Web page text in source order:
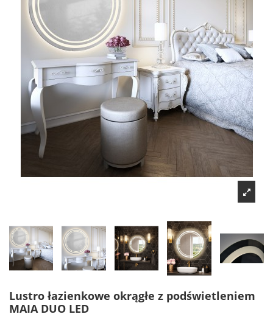
Lustro łazienkowe okrągłe z podświetleniem
MAIA DUO LED